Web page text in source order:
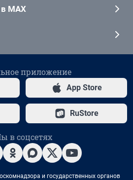
MAX
приложение
App Store
RuStore
в соцсетях
и государственных органов